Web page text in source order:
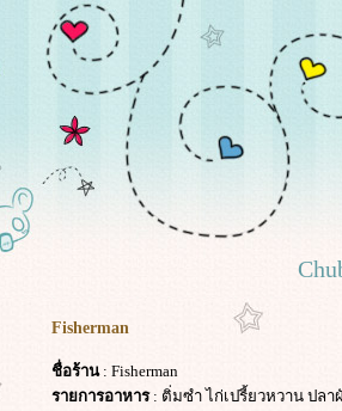
Fisherman
ชื่อร้าน: Fisherman
รายการอาหาร: ติ่มซำ ไก่เปรี้ยวหวาน ปล